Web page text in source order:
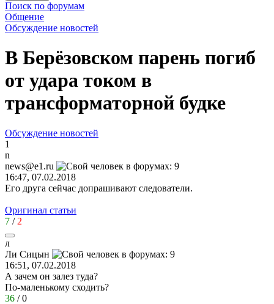
Поиск по форумам
Общение
Обсуждение новостей
В Берёзовском парень погиб
от удара током в
трансформаторной будке
Обсуждение новостей
1
n
news@e1.ru
16:47, 07.02.2018
Его друга сейчас допрашивают следователи.
Оригинал статьи
7 / 2
л
Ли Сицын
16:51, 07.02.2018
А зачем он залез туда?
По-маленькому сходить?
36 /0